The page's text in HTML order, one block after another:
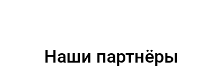
Наши партнёры